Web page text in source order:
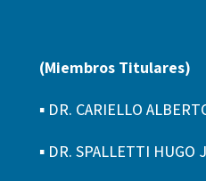
(Miembros Titulares)
▪ DR. CARIELLO
▪ DR. SPALLETTI HUGO